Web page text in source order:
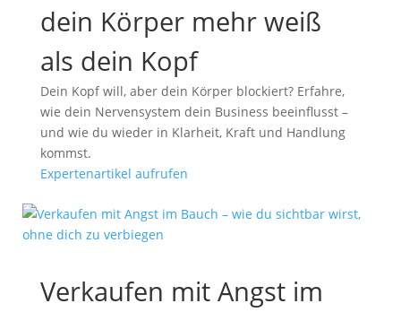
dein Körper mehr weiß
als dein Kopf
Dein Kopf will, aber dein Körper blockiert? Erfahre,
wie dein Nervensystem dein Business beeinflusst –
und wie du wieder in Klarheit, Kraft und Handlung
kommst.
Expertenartikel aufrufen
Verkaufen mit Angst im